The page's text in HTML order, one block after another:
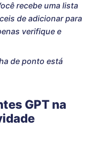
recebe uma lista
de adicionar para
verifique e
de ponto está
GPT na